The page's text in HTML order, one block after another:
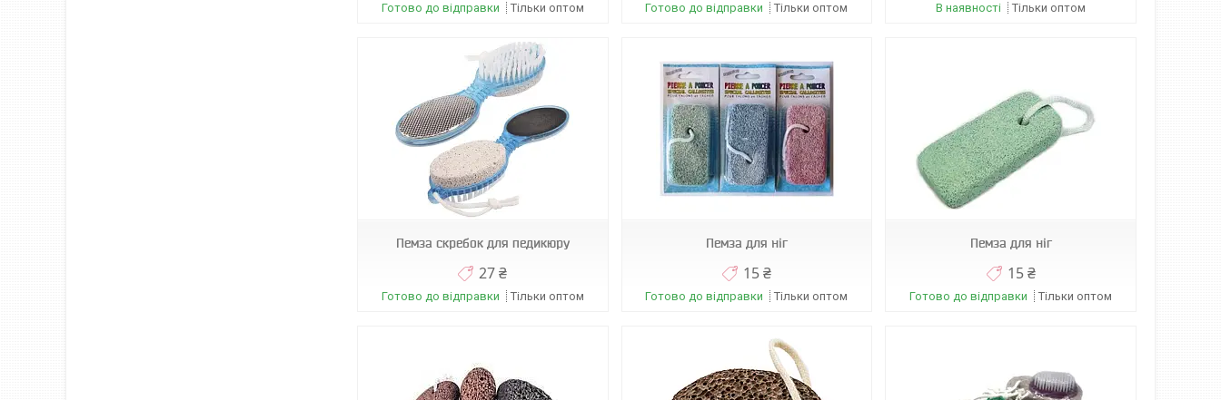
Готово до відправки Тільки оптом Готово до відправки Тільки оптом В наявності Тільки оптом
Пемза скребок для педикюру
27 ₴
Готово до відправки Тільки оптом
07597
Пемза для ніг
15 ₴
Готово до відправки Тільки оптом
07597
Пемза для ніг
15 ₴
Готово до відправки Тільки оптом